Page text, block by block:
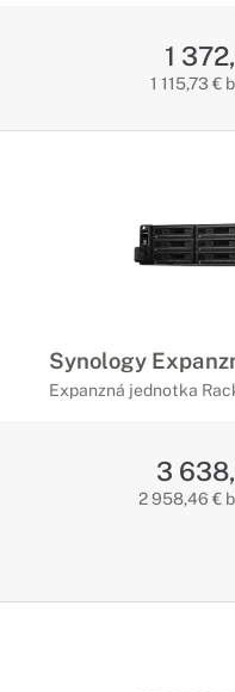
1
1 115,73 €
Synology
Expanzná jednotka
3
2 958,46 €